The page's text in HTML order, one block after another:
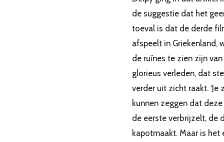
de suggestie dat het
toeval is dat de derde
afspeelt in Griekenland,
de ruïnes te zien zijn
glorieus verleden, dat
verder uit zicht raakt. ‘Je
kunnen zeggen dat
de eerste verbrijzelt, de
kapotmaakt. Maar is het